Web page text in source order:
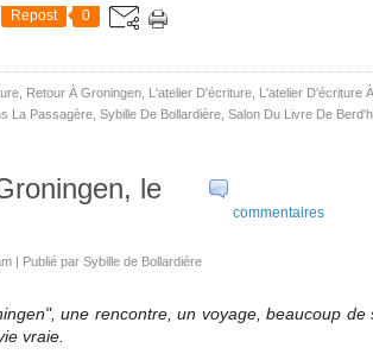
Repost 0
Retour À Groningen L'atelier D'écriture L'atelier D'écriture
La Passagère Sybille De Bollardière Salon Du Livre De
commentaires
le
| Publié par Sybille de Bollardière
une rencontre, un voyage, beaucoup
vraie.